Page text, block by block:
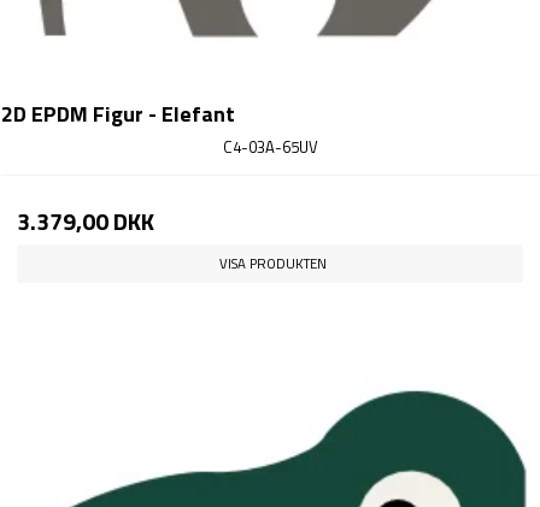
2D EPDM Figur - Elefant
C4-03A-65UV
3.379,00 DKK
VISA PRODUKTEN